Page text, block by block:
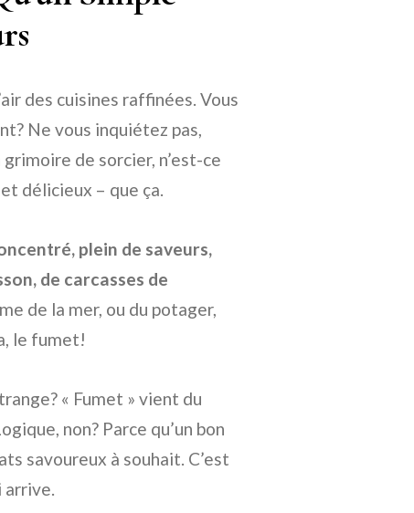
des cuisines raffinées. Vous
Ne vous inquiétez pas,
de sorcier, n’est-ce
délicieux – que ça.
plein de saveurs,
de carcasses de
de la mer, ou du potager,
le fumet!
« Fumet » vient du
non? Parce qu’un bon
savoureux à souhait. C’est
arrive.